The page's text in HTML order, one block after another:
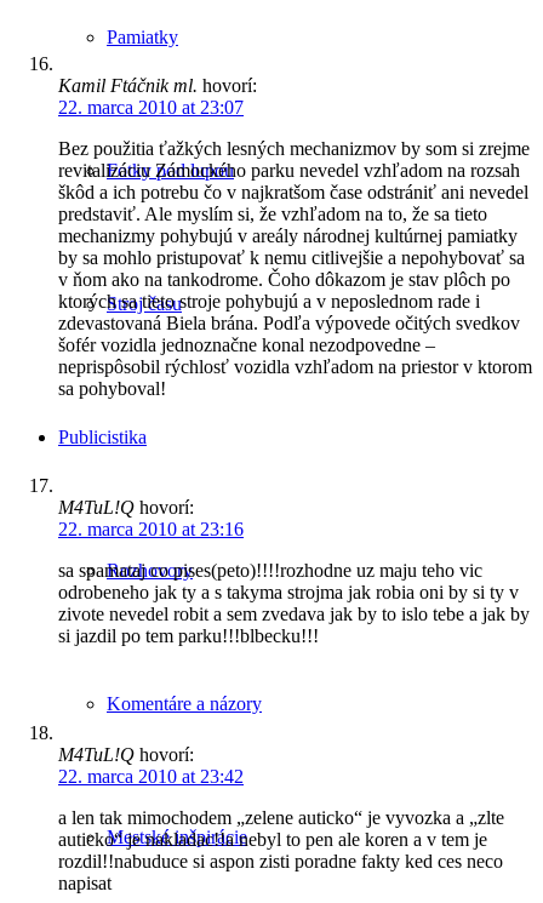
Pamiatky
Fotky pod lupou
Stroj času
Publicistika
Rozhovory
Komentáre a názory
Mestské inšpirácie
Kamil Ftáčnik ml. hovorí:
22. marca 2010 at 23:07
Bez použitia ťažkých lesných mechanizmov by som si zrejme
revitalizáciu Zámockého parku nevedel vzhľadom na rozsah
škôd a ich potrebu čo v najkratšom čase odstrániť ani nevedel
predstaviť. Ale myslím si, že vzhľadom na to, že sa tieto
mechanizmy pohybujú v areály národnej kultúrnej pamiatky
by sa mohlo pristupovať k nemu citlivejšie a nepohybovať sa
v ňom ako na tankodrome. Čoho dôkazom je stav plôch po
ktorých sa tieto stroje pohybujú a v neposlednom rade i
zdevastovaná Biela brána. Podľa výpovede očitých svedkov
šofér vozidla jednoznačne konal nezodpovedne –
neprispôsobil rýchlosť vozidla vzhľadom na priestor v ktorom
sa pohyboval!
M4TuL!Q hovorí:
22. marca 2010 at 23:16
sa spamataj co pises(peto)!!!!rozhodne uz maju teho vic
odrobeneho jak ty a s takyma strojma jak robia oni by si ty v
zivote nevedel robit a sem zvedava jak by to islo tebe a jak by
si jazdil po tem parku!!!blbecku!!!
M4TuL!Q hovorí:
22. marca 2010 at 23:42
a len tak mimochodem „zelene auticko“ je vyvozka a „zlte
auticko“ je nakladac!!a nebyl to pen ale koren a v tem je
rozdil!!nabuduce si aspon zisti poradne fakty ked ces neco
napisat